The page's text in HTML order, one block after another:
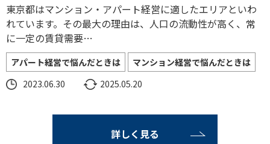
東京都はマンション・アパート経営に適したエリアといわ
れています。その最大の理由は、人口の流動性が高く、常
に一定の賃貸需要…
アパート経営で悩んだときは
マンション経営で悩んだときは
2023.06.30
2025.05.20
詳しく見る